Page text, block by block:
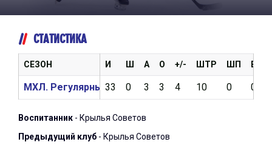
СТАТИСТИКА
И Ш А О +/- ШТР ШП ВБР
33 0 3 3 4 10 0 0
СЕЗОН
МХЛ. Регулярный чемпионат 2025/2026
Воспитанник - Крылья Советов
Предыдущий клуб - Крылья Советов